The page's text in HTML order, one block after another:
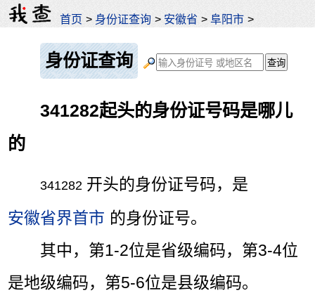
首页 > 身份证查询 > 安徽省 >阜阳市 >
身份证查询
341282起头的身份证号码是哪儿
的
341282 开头的身份证号码，是
安徽省界首市 的身份证号。
其中，第1-2位是省级编码，第3-4位
是地级编码，第5-6位是县级编码。